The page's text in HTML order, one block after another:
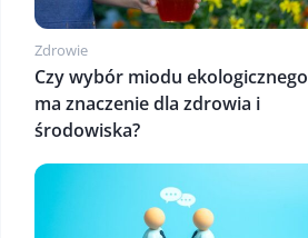
Zdrowie
Czy wybór miodu ekologicznego
ma znaczenie dla zdrowia i
środowiska?